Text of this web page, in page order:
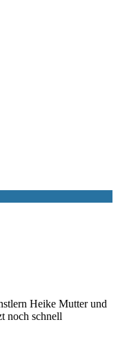
Heike Mutter und
noch schnell